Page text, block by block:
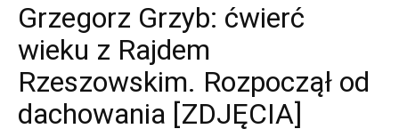
Grzegorz Grzyb: ćwierć
wieku z Rajdem
Rzeszowskim. Rozpoczął od
dachowania [ZDJĘCIA]